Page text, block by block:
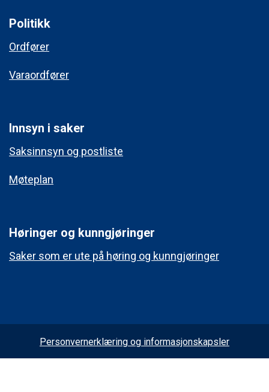
Politikk
Ordfører
Varaordfører
Innsyn i saker
Saksinnsyn og postliste
Møteplan
Høringer og kunngjøringer
Saker som er ute på høring og kunngjøringer
Personvernerklæring og informasjonskapsler